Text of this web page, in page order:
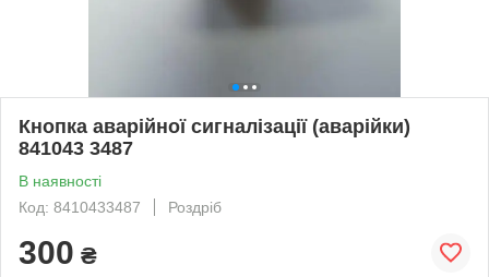
Кнопка аварійної сигналізації (аварійки)
841043 3487
В наявності
Код: 8410433487
Роздріб
300 ₴